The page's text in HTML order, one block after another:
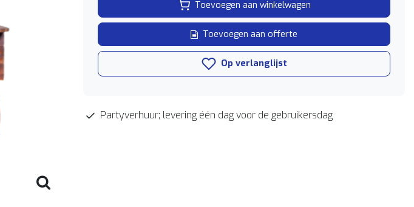
Toevoegen aan winkelwagen
Toevoegen aan offerte
Op verlanglijst
Partyverhuur; levering één dag voor de gebruikersdag